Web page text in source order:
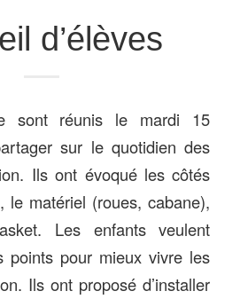
d’élèves
sont réunis le mardi 15
sur le quotidien des
Ils ont évoqué les côtés
le matériel (roues, cabane),
Les enfants veulent
points pour mieux vivre les
Ils ont proposé d’installer